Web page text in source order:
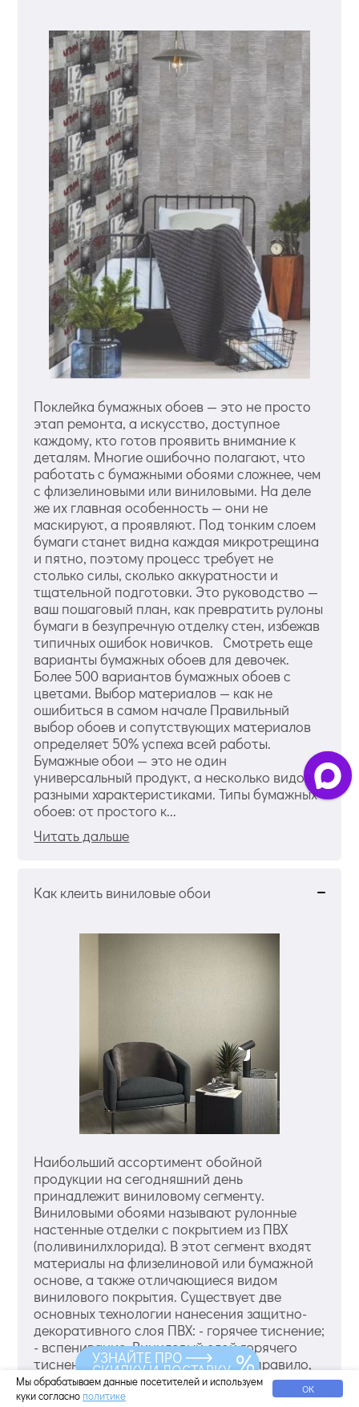
Поклейка бумажных обоев — это не просто
этап ремонта, а искусство, доступное
каждому, кто готов проявить внимание к
деталям. Многие ошибочно полагают, что
работать с бумажными обоями сложнее, чем
с флизелиновыми или виниловыми. На деле
же их главная особенность — они не
маскируют, а проявляют. Под тонким слоем
бумаги станет видна каждая микротрещина
и пятно, поэтому процесс требует не
столько силы, сколько аккуратности и
тщательной подготовки. Это руководство —
ваш пошаговый план, как превратить рулоны
бумаги в безупречную отделку стен, избежав
типичных ошибок новичков. Смотреть еще
варианты бумажных обоев для девочек.
Более 500 вариантов бумажных обоев с
цветами. Выбор материалов — как не
ошибиться в самом начале Правильный
выбор обоев и сопутствующих материалов
определяет 50% успеха всей работы.
Бумажные обои — это не один
универсальный продукт, а несколько видов с
разными характеристиками. Типы бумажных
обоев: от простого к...
Читать дальше
Как клеить виниловые обои
Наибольший ассортимент обойной
продукции на сегодняшний день
принадлежит виниловому сегменту.
Виниловыми обоями называют рулонные
настенные отделки с покрытием из ПВХ
(поливинилхлорида). В этот сегмент входят
материалы на флизелиновой или бумажной
основе, а также отличающиеся видом
винилового покрытия. Существует две
основных технологии нанесения защитно-
декоративного слоя ПВХ: - горячее тиснение;
- вспенивание. Виниловый слой горячего
тиснения плотный и прочный, как правило,
имеющий толщину, не превышающую 1-2 мм.
Обои со вспененным винилом обладают
Мы обрабатываем данные посетителей и используем
куки согласно политике ОК
УЗНАЙТЕ ПРО
СКИДКУ И ДОСТАВКУ